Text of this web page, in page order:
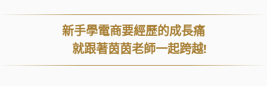
新手學電商要經歷的成長痛
就跟著茵茵老師一起跨越!